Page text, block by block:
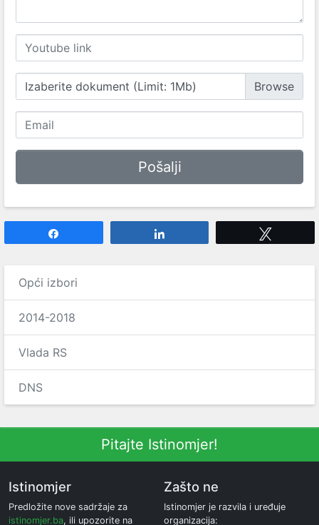
Izaberite dokument (Limit: 1Mb)
Opći izbori
2014-2018
Vlada RS
DNS
Pitajte Istinomjer!
Istinomjer
Predložite nove sadržaje za
istinomjer.ba, ili upozorite na
Zašto ne
Istinomjer je razvila i uređuje
organizacija: